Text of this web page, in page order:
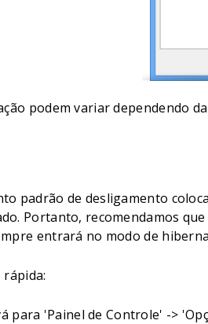
podem variar dependendo
padrão de desligamento
Portanto, recomendamos
entrará no modo de
rápida:
para 'Painel de Controle' ->